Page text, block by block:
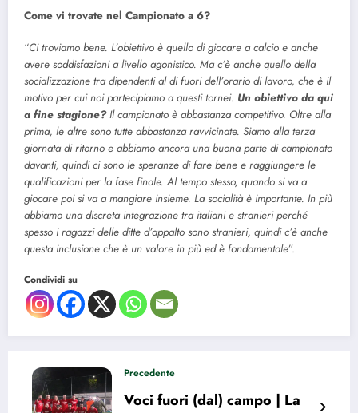
Come vi trovate nel Campionato a 6?
“Ci troviamo bene. L’obiettivo è quello di giocare a calcio e anche
avere soddisfazioni a livello agonistico. Ma c’è anche quello della
socializzazione tra dipendenti al di fuori dell’orario di lavoro, che è il
motivo per cui noi partecipiamo a questi tornei. Un obiettivo da qui
a fine stagione?Il campionato è abbastanza competitivo. Oltre alla
prima, le altre sono tutte abbastanza ravvicinate. Siamo alla terza
giornata di ritorno e abbiamo ancora una buona parte di campionato
davanti, quindi ci sono le speranze di fare bene e raggiungere le
qualificazioni per la fase finale. Al tempo stesso, quando si va a
giocare poi si va a mangiare insieme. La socialità è importante. In più
abbiamo una discreta integrazione tra italiani e stranieri perché
spesso i ragazzi delle ditte d’appalto sono stranieri, quindi c’è anche
questa inclusione che è un valore in più ed è fondamentale”.
Condividi su
Precedente
Voci fuori (dal) campo | La